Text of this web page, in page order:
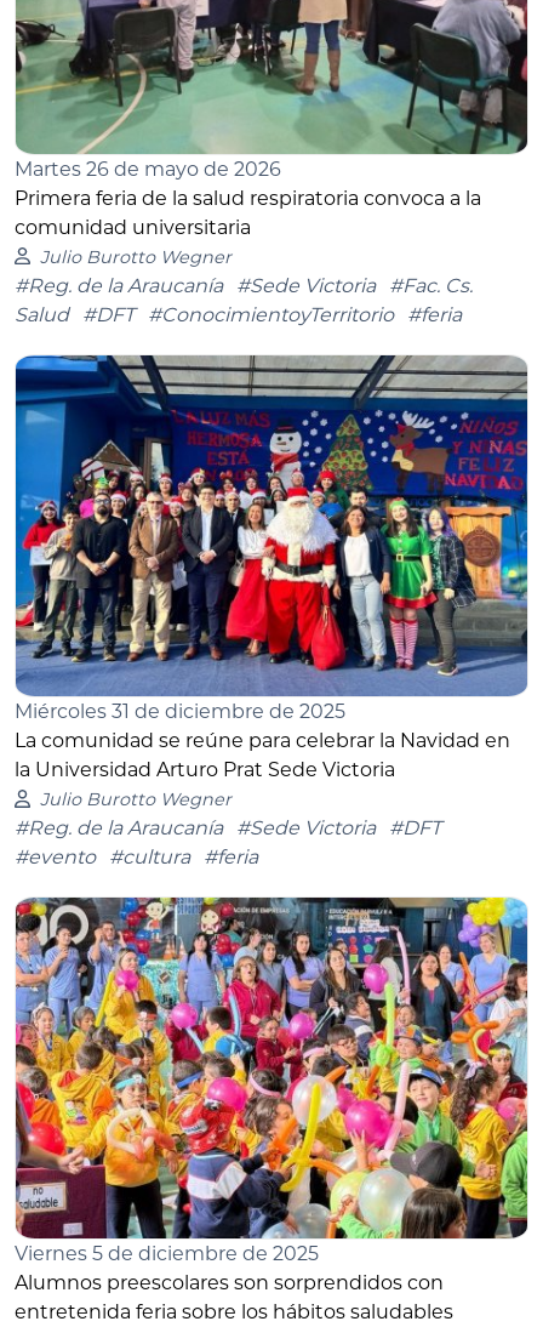
Martes 26 de mayo de 2026
Primera feria de la salud respiratoria convoca a la
comunidad universitaria
Julio Burotto Wegner
#Reg. de la Araucanía #Sede Victoria
#Fac. Cs.
Salud
#DFT #ConocimientoyTerritorio #feria
Miércoles 31 de diciembre de 2025
La comunidad se reúne para celebrar la Navidad en
la Universidad Arturo Prat Sede Victoria
Julio Burotto Wegner
#Reg. de la Araucanía #Sede Victoria
#DFT
#evento
#cultura #feria
Viernes 5 de diciembre de 2025
Alumnos preescolares son sorprendidos con
entretenida feria sobre los hábitos saludables